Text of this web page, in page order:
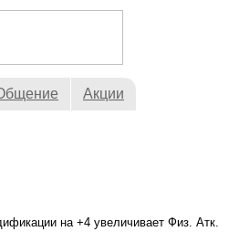
Акции
на +4 увеличивает Физ. Атк.